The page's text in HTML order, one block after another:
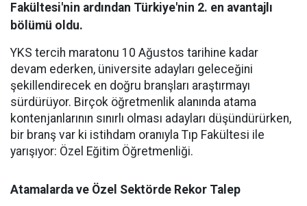
Fakültesi'nin ardından Türkiye'nin 2. en avantajlı
bölümü oldu.
YKS tercih maratonu 10 Ağustos tarihine kadar
devam ederken, üniversite adayları geleceğini
şekillendirecek en doğru branşları araştırmayı
sürdürüyor. Birçok öğretmenlik alanında atama
kontenjanlarının sınırlı olması adayları düşündürürken,
bir branş var ki istihdam oranıyla Tıp Fakültesi ile
yarışıyor: Özel Eğitim Öğretmenliği.
Atamalarda ve Özel Sektörde Rekor Talep